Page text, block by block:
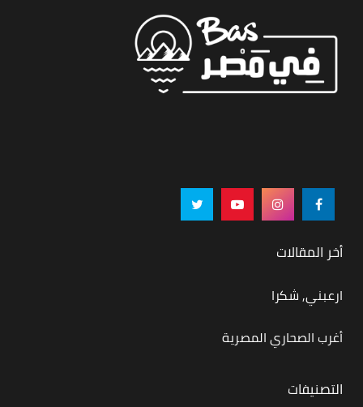
أخر المقالات
ارعبني, شكرا
أغرب الصحاري المصرية
التصنيفات